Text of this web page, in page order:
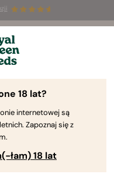
zniżki
18 lat?
internetowej są
Zapoznaj się z
łam) 18 lat